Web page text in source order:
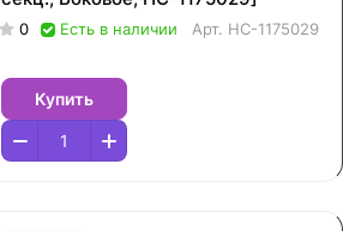
0 Есть в наличии Арт. НС-1175029
Купить